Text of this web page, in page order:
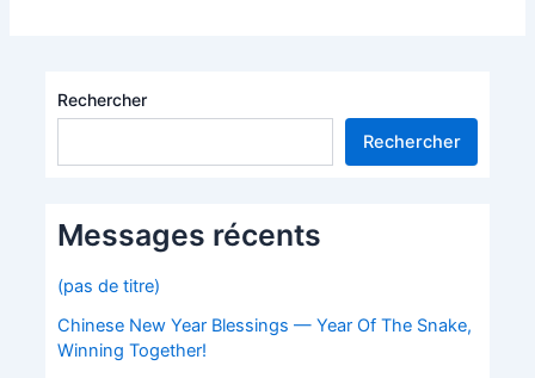
Rechercher
Rechercher
Messages récents
(pas de titre)
Chinese New Year Blessings — Year Of The Snake,
Winning Together!